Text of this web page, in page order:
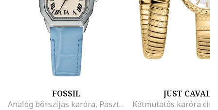
FOSSIL
Analóg bőrszíjas karóra, Pasztellkék
JUST CAVALLI